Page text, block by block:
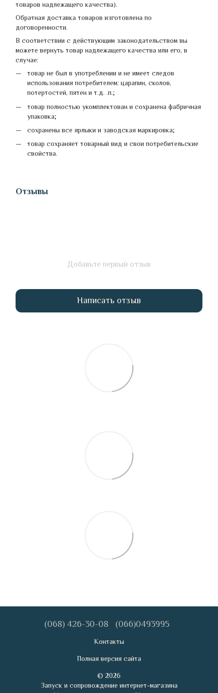
товаров надлежащего качества).
Обратная доставка товаров изготовлена по
договоренности.
В соответствии с действующим законодательством вы
можете вернуть товар надлежащего качества или его, в
случае:
товар не был в употреблении и не имеет следов
использования потребителем: царапин, сколов,
потертостей, пятен и т.д. .п.;
товар полностью укомплектован и сохранена фабричная
упаковка;
сохранены все ярлыки и заводская маркировка;
товар сохраняет товарный вид и свои потребительские
свойства.
Отзывы
Добавьте первый отзыв
Написать отзыв
(068) 426-30-08 (066)0493995
Контакты
Полная версия сайта
© 2026
Запуск и сопровождение интернет-магазина